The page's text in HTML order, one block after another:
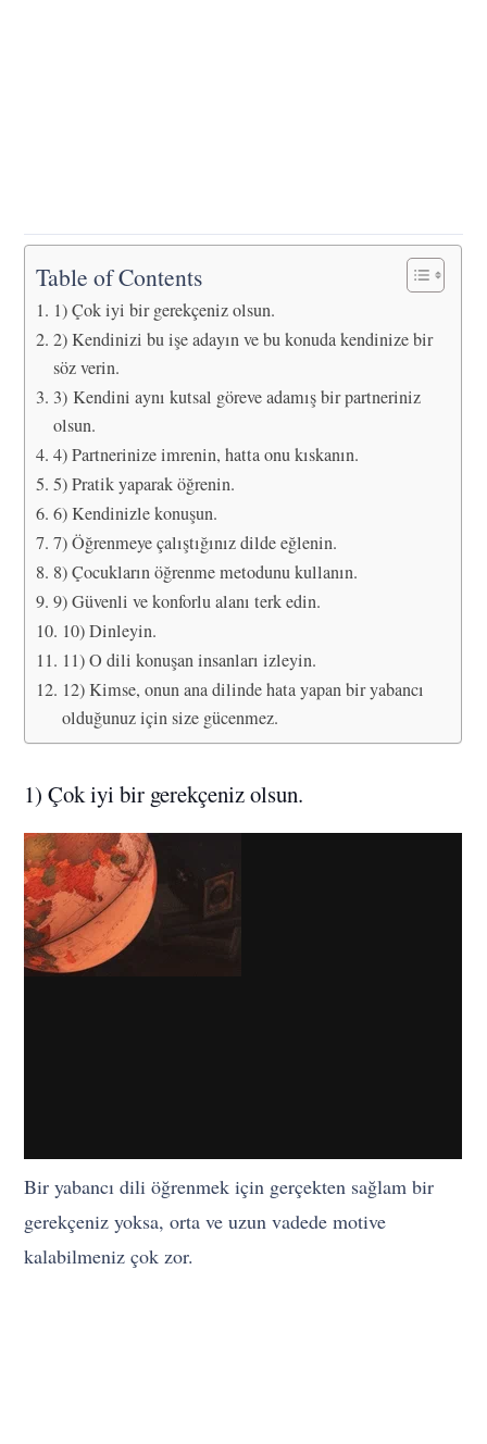
Table of Contents
1) Çok iyi bir gerekçeniz olsun.
2) Kendinizi bu işe adayın ve bu konuda kendinize bir
söz verin.
3) Kendini aynı kutsal göreve adamış bir partneriniz
olsun.
4) Partnerinize imrenin, hatta onu kıskanın.
5) Pratik yaparak öğrenin.
6) Kendinizle konuşun.
7) Öğrenmeye çalıştığınız dilde eğlenin.
8) Çocukların öğrenme metodunu kullanın.
9) Güvenli ve konforlu alanı terk edin.
10) Dinleyin.
11) O dili konuşan insanları izleyin.
12) Kimse, onun ana dilinde hata yapan bir yabancı
olduğunuz için size gücenmez.
1) Çok iyi bir gerekçeniz olsun.
Bir yabancı dili öğrenmek için gerçekten sağlam bir
gerekçeniz yoksa, orta ve uzun vadede motive
kalabilmeniz çok zor.